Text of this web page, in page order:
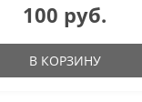
100 руб.
В КОРЗИНУ